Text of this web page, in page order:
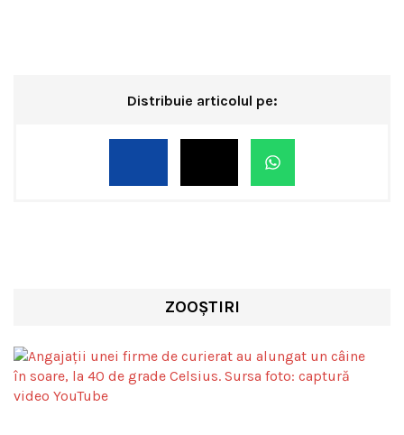
Distribuie articolul pe:
ZOOȘTIRI